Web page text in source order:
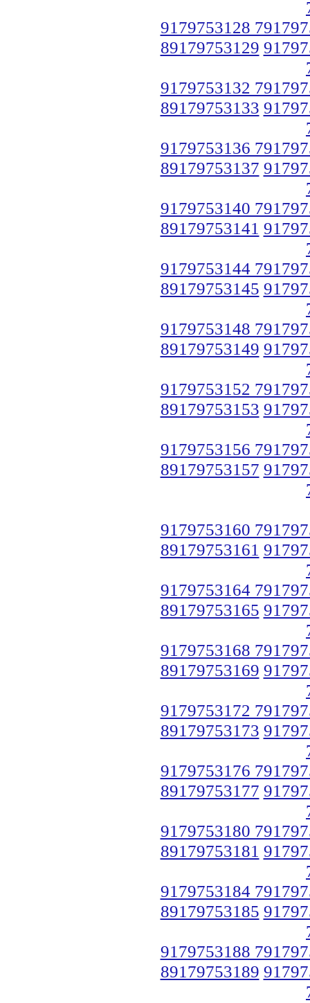
9179753128
89179753129
9179753132
89179753133
9179753136
89179753137
9179753140
89179753141
9179753144
89179753145
9179753148
89179753149
9179753152
89179753153
9179753156
89179753157
9179753160
89179753161
9179753164
89179753165
9179753168
89179753169
9179753172
89179753173
9179753176
89179753177
9179753180
89179753181
9179753184
89179753185
9179753188
89179753189